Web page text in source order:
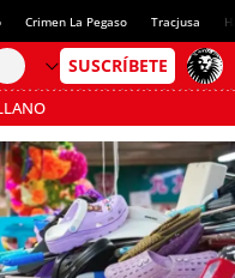
Crimen La Pegaso Tracjusa